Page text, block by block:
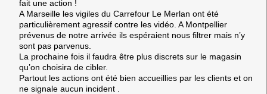
fait une action !
A Marseille les vigiles du Carrefour Le Merlan ont été
particulièrement agressif contre les vidéo. A Montpellier
prévenus de notre arrivée ils espéraient nous filtrer mais n’y
sont pas parvenus.
La prochaine fois il faudra être plus discrets sur le magasin
qu’on choisira de cibler.
Partout les actions ont été bien accueillies par les clients et on
ne signale aucun incident .